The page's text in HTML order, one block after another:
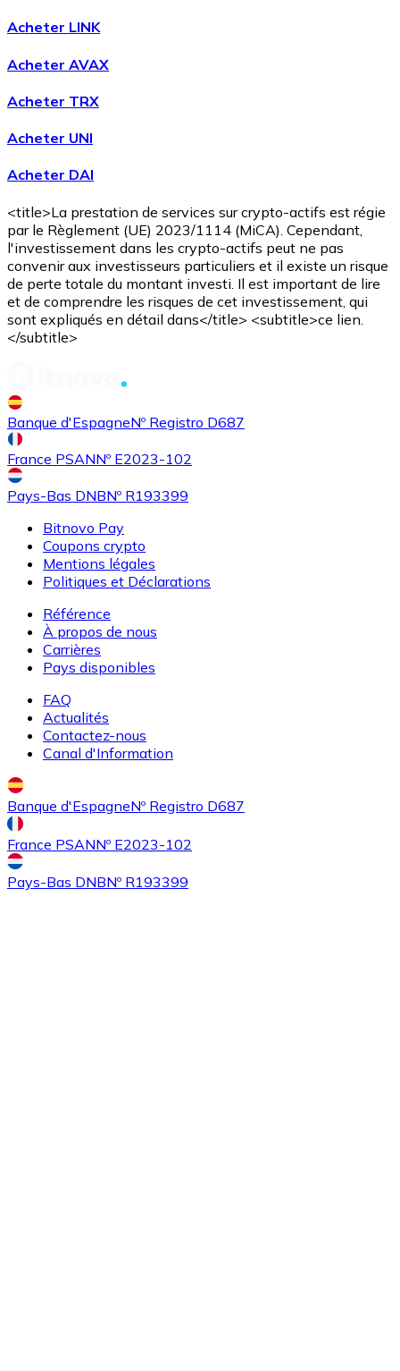
Acheter Shiba Inu
SHIB
AcheterUniswap avec virement bancaire
UNI
AcheterEthereum Classic
ETC
AcheterAlgorandavec virement bancaire
ALGO
Acheter LINK
Acheter AVAX
Acheter TRX
Acheter UNI
Acheter DAI
<title>La prestation de services sur crypto-actifs est régie
par le Règlement (UE) 2023/1114 (MiCA). Cependant,
l'investissement dans les crypto-actifs peut ne pas
convenir aux investisseurs particuliers et il existe un risque
de perte totale du montant investi. Il est important de lire
et de comprendre les risques de cet investissement, qui
sont expliqués en détail dans</title> <subtitle>ce lien.
</subtitle>
Banque d'EspagneNº Registro D687
France PSANNº E2023-102
Pays-Bas DNBNº R193399
Bitnovo Pay
Coupons crypto
Mentions légales
Politiques et Déclarations
Référence
À propos de nous
Carrières
Pays disponibles
FAQ
Actualités
Contactez-nous
Canal d'Information
Banque d'EspagneNº Registro D687
France PSANNº E2023-102
Pays-Bas DNBNº R193399